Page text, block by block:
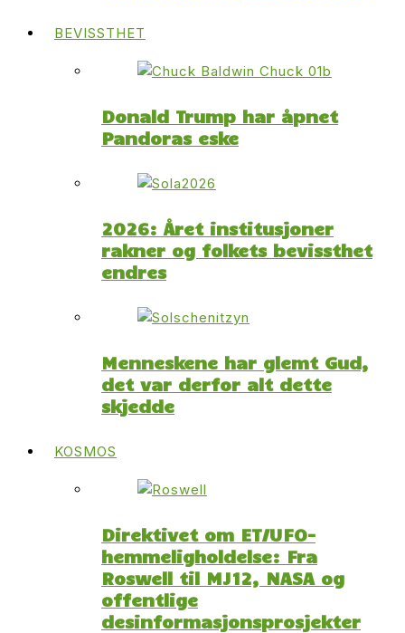
BEVISSTHET
Donald Trump har åpnet
Pandoras eske
2026: Året institusjoner
rakner og folkets bevissthet
endres
Menneskene har glemt Gud,
det var derfor alt dette
skjedde
KOSMOS
Direktivet om ET/UFO-
hemmeligholdelse: Fra
Roswell til MJ12, NASA og
offentlige
desinformasjonsprosjekter